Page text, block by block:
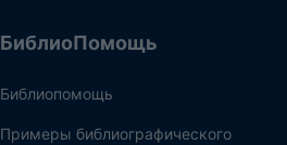
БиблиоПомощь
Библиопомощь
Примеры библиографического